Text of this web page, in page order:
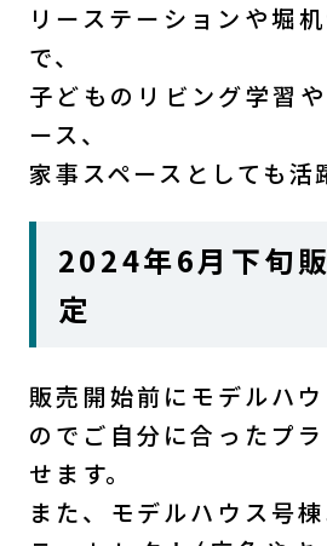
リーステーションや堀
で、
子どものリビング学習
ース、
家事スペースとしても活
2024年6月下旬
定
販売開始前にモデルハ
のでご自分に合ったプ
せます。
また、モデルハウス号